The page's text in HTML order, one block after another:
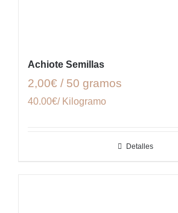
Achiote Semillas
2,00€ / 50 gramos
40.00€/ Kilogramo
Detalles